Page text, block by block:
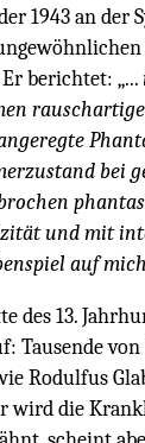
1943 an der
berichtet: „...
bei
und mit
auf
des 13.
Tausende
Rodulfus
wird die